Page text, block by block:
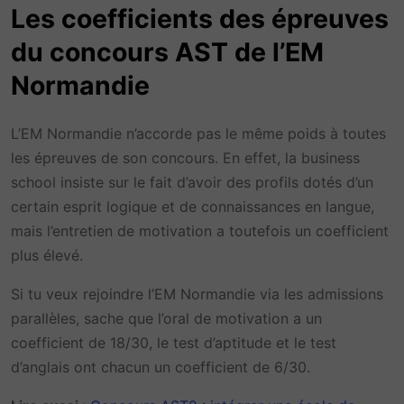
Les coefficients des épreuves
du concours AST de l’EM
Normandie
L’EM Normandie n’accorde pas le même poids à toutes
les épreuves de son concours. En effet, la business
school insiste sur le fait d’avoir des profils dotés d’un
certain esprit logique et de connaissances en langue,
mais l’entretien de motivation a toutefois un coefficient
plus élevé.
Si tu veux rejoindre l’EM Normandie via les admissions
parallèles, sache que l’oral de motivation a un
coefficient de 18/30, le test d’aptitude et le test
d’anglais ont chacun un coefficient de 6/30.